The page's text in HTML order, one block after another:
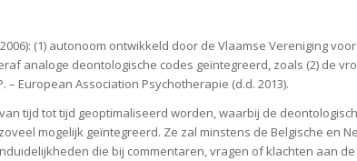
(1) autonoom ontwikkeld door de Vlaamse Vereniging
analoge deontologische codes geïntegreerd, zoals (2) de
– European Association Psychotherapie (d.d. 2013).
tijd tot tijd geoptimaliseerd worden, waarbij de
mogelijk geïntegreerd. Ze zal minstens de Belgische en
die bij commentaren, vragen of klachten aan